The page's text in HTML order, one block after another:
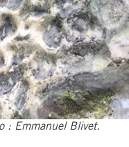
: Emmanuel Blivet.